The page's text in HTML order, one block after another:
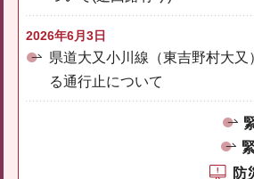
2026年6月3日
県道大又小川線（東吉野村大又
る通行止について
防